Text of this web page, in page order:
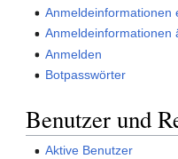
Anmeldeinformationen
Anmeldeinformationen
Anmelden
Botpasswörter
Benutzer und
Aktive Benutzer